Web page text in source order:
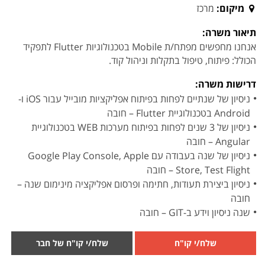
מיקום: מרכז
תיאור משרה:
אנחנו מחפשים מפתח/ת Mobile בטכנולוגיות Flutter לתפקיד
הכולל: פיתוח, טיפול בתקלות וניהול קוד.
דרישות משרה:
ניסיון של שנתיים לפחות בפיתוח אפליקציות מובייל עבור iOS ו-
Android בטכנולוגיית Flutter – חובה
ניסיון של 3 שנים לפחות בפיתוח מערכות WEB בטכנולוגיית
Angular – חובה
ניסיון של שנה בעבודה עם Google Play Console, Apple
Store, Test Flight – חובה
ניסיון ביצירת תעודות, חתימה ופרסום אפליקציה מינימום שנה –
חובה
שנה ניסיון וידע ב-GIT – חובה
שלח/י קו"ח שלח/י קו"ח של חבר